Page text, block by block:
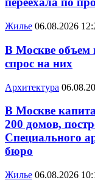
Жилье 06.08.2026
В Москве объем
спрос на них
Архитектура
В Москве
200 домов,
Специального
бюро
Жилье 06.08.2026